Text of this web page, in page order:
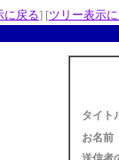
に戻る] [ツリー表示
タイト
お名前